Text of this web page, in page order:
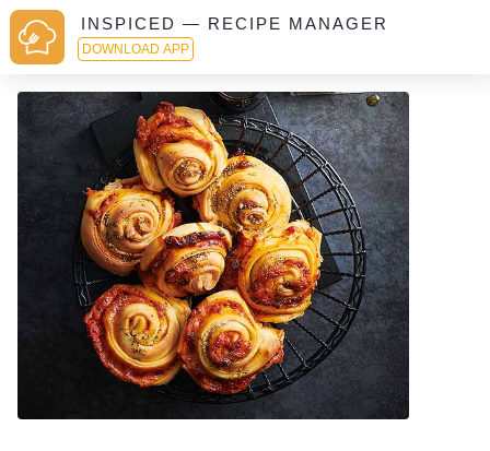
INSPICED — RECIPE MANAGER
DOWNLOAD APP